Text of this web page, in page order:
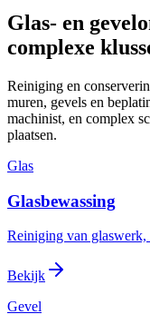
Glas- en
complexe
Reiniging en
muren, gevels en
machinist, en complex
plaatsen.
Glas
Glasbewassing
Reiniging van glaswerk,
Bekijk
Gevel